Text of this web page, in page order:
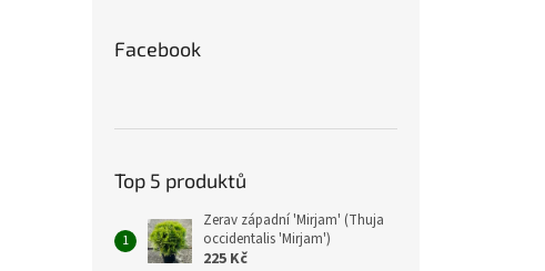
Facebook
Top 5 produktů
Zerav západní 'Mirjam' (Thuja
occidentalis 'Mirjam')
225 Kč